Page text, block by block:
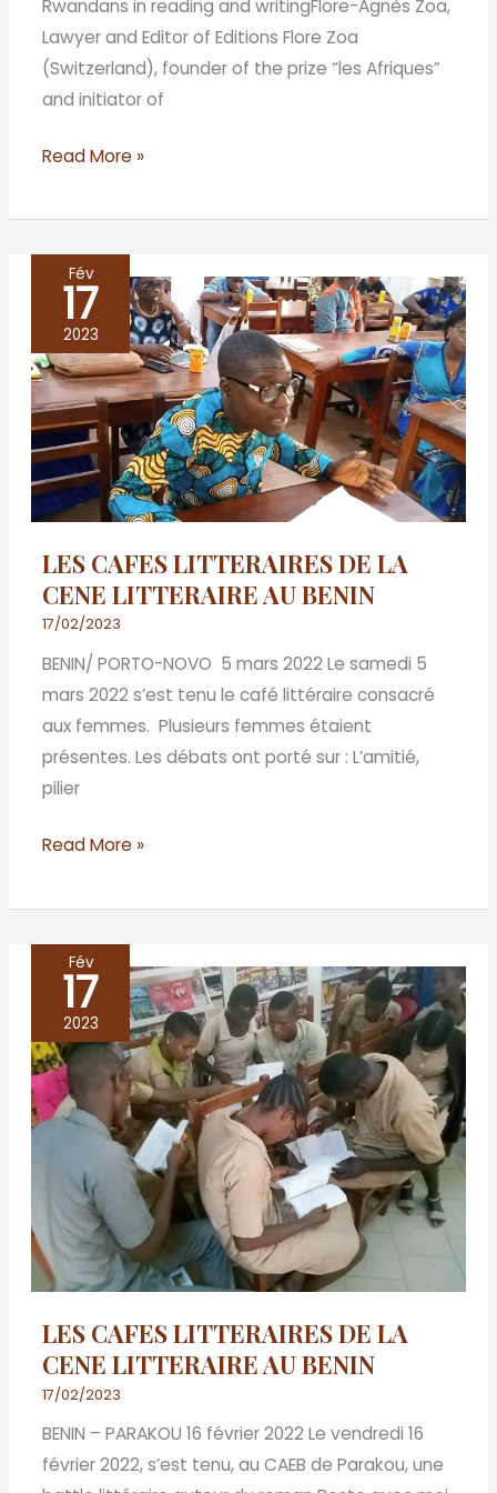
Rwandans in reading and writingFlore-Agnès Zoa,
Lawyer and Editor of Editions Flore Zoa
(Switzerland), founder of the prize “les Afriques”
and initiator of
Read More »
Fév
17
2023
LES CAFES LITTERAIRES DE LA
CENE LITTERAIRE AU BENIN
17/02/2023
BENIN/ PORTO-NOVO 5 mars 2022 Le samedi 5
mars 2022 s’est tenu le café littéraire consacré
aux femmes. Plusieurs femmes étaient
présentes. Les débats ont porté sur : L’amitié,
pilier
CAFES
LITTERAIRES
DE
LA
CENE
LITTERAIRE
AU
BENIN
Read More »
Fév
17
2023
LES CAFES LITTERAIRES DE LA
CENE LITTERAIRE AU BENIN
17/02/2023
BENIN – PARAKOU 16 février 2022 Le vendredi 16
février 2022, s’est tenu, au CAEB de Parakou, une
CAFES
LITTERAIRES
DE
LA
LITTERAIRE
BENIN